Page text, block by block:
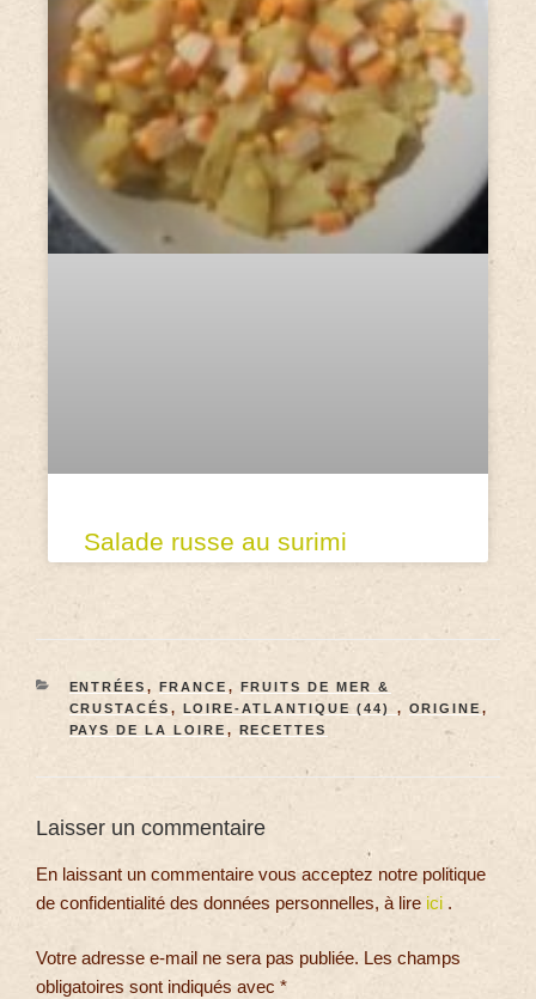
Salade russe au surimi
ENTRÉES , FRANCE ,
FRUITS DE MER &
CRUSTACÉS , LOIRE-ATLANTIQUE (44) , ORIGINE ,
PAYS DE LA LOIRE , RECETTES
Laisser un commentaire
En laissant un commentaire vous acceptez notre politique
de confidentialité des données personnelles, à lire ici .
Votre adresse e-mail ne sera pas publiée. Les champs
obligatoires sont indiqués avec *